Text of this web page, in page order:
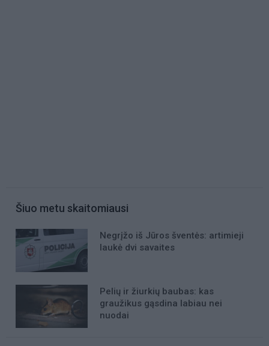
Šiuo metu skaitomiausi
Negrįžo iš Jūros šventės: artimieji
laukė dvi savaites
Pelių ir žiurkių baubas: kas
graužikus gąsdina labiau nei
nuodai